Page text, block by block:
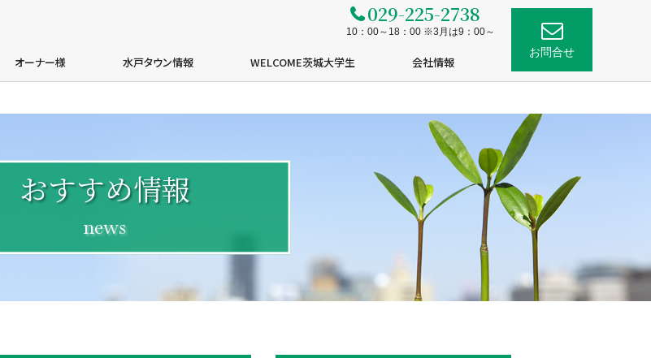
オーナー様 水戸タウン情報 WELCOME茨城大学生 会社情報
029-225-2738
10：00～18：00 ※3月は9：00～
お問合せ
おすすめ情報
news